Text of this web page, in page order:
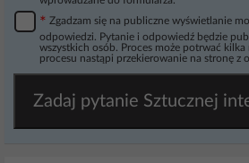
* Zgadzam się na publiczne wyświetlanie
odpowiedzi. Pytanie i odpowiedź będzie
wszystkich osób. Proces może potrwać
procesu nastąpi przekierowanie na stronę z
Zadaj pytanie Sztucznej